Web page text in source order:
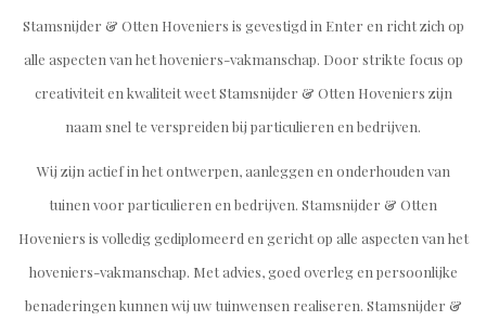
Stamsnijder & Otten Hoveniers is gevestigd in Enter en richt zich op
alle aspecten van het hoveniers-vakmanschap. Door strikte focus op
creativiteit en kwaliteit weet Stamsnijder & Otten Hoveniers zijn
naam snel te verspreiden bij particulieren en bedrijven.
Wij zijn actief in het ontwerpen, aanleggen en onderhouden van
tuinen voor particulieren en bedrijven. Stamsnijder & Otten
Hoveniers is volledig gediplomeerd en gericht op alle aspecten van het
hoveniers-vakmanschap. Met advies, goed overleg en persoonlijke
benaderingen kunnen wij uw tuinwensen realiseren. Stamsnijder &